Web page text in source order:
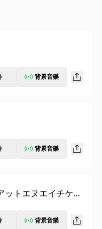
背景音樂
背景音樂
ットエヌエイチケイ
背景音樂